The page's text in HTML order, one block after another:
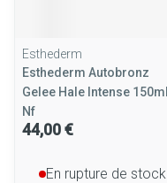
Esthederm
Esthederm Autobronz
Gelee Hale Intense 150ml
Nf
44,00 €
En rupture de stock